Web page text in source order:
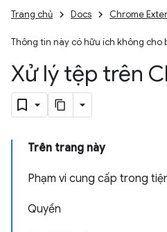
Trang chủ Docs Chrome
Thông tin này có hữu ích không cho
Xử lý tệp trên
Trên trang này
Phạm vi cung cấp trong
Quyền